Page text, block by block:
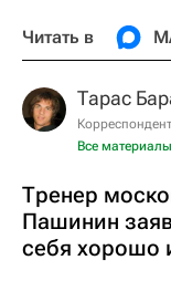
Читать в
Тарас
Все материалы
Тренер
Пашинин
себя хорошо